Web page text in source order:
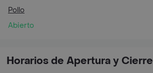
Pollo
Abierto
Horarios de Apertura y Cierre